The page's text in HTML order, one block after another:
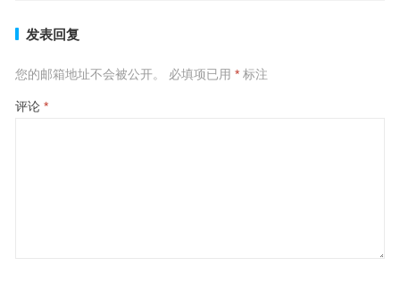
发表回复
您的邮箱地址不会被公开。 必填项已用 *标注
评论 *